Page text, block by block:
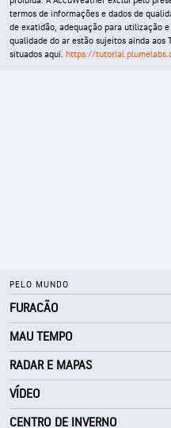
termos de informações e dados de
de exatidão, adequação para utilização
qualidade do ar estão sujeitos ainda aos
situados aqui. https://
PELO MUNDO
FURACÃO
MAU TEMPO
RADAR E MAPAS
VÍDEO
CENTRO DE INVERNO